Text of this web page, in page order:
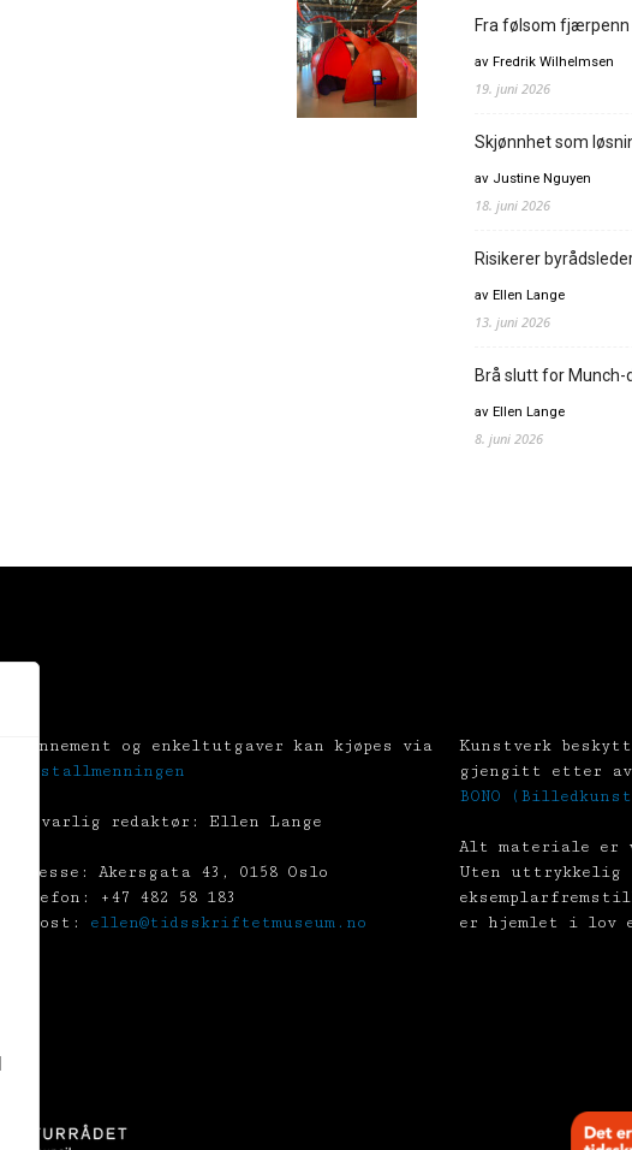
Fra følsom
av Fredrik Wilhelmsen
19. juni 2026
Skjønnhet som
av Justine Nguyen
18. juni 2026
Risikerer
av Ellen Lange
13. juni 2026
Brå slutt for Munch-
av Ellen Lange
8. juni 2026
Abonnement og enkeltutgaver kan kjøpes via
Tekstallmenningen
Ansvarlig redaktør: Ellen Lange
Adresse: Akersgata 43, 0158 Oslo
Telefon: +47 482 58 183
E-post: ellen@tidsskriftetmuseum.no
Kunstverk
gjengitt etter
BONO
Alt materiale er
Uten uttrykkelig
er hjemlet i lov